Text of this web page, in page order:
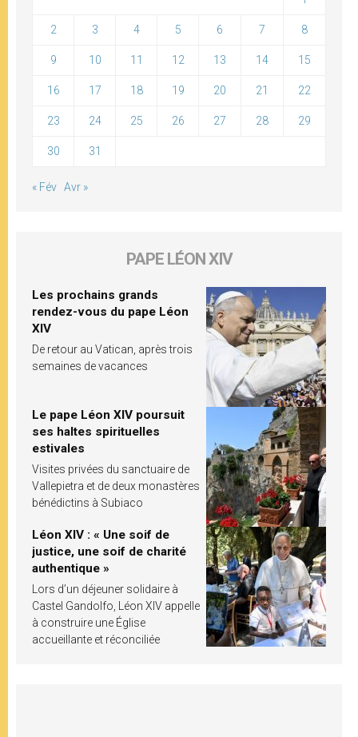
2 3 4 5 6 7 8
9 10 11 12 13 14 15
16 17 18 19 20 21 22
23 24 25 26 27 28 29
30 31
« Fév Avr »
PAPE LÉON XIV
Les prochains grands
rendez-vous du pape Léon
XIV
De retour au Vatican, après trois
semaines de vacances
Le pape Léon XIV poursuit
ses haltes spirituelles
estivales
Visites privées du sanctuaire de
Vallepietra et de deux monastères
bénédictins à Subiaco
Léon XIV : « Une soif de
justice, une soif de charité
authentique »
Lors d’un déjeuner solidaire à
Castel Gandolfo, Léon XIV appelle
à construire une Église
accueillante et réconciliée